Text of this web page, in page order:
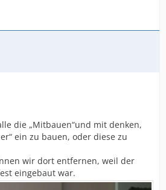
die „Mitbauen“und mit denken,
ein zu bauen, oder diese zu
wir dort entfernen, weil der
eingebaut war.